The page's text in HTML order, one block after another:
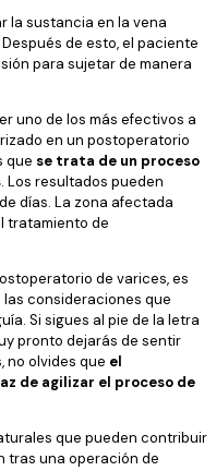
la sustancia en la vena
de esto, el paciente
para sujetar de manera
uno de los más efectivos a
en un postoperatorio
que se trata de un proceso
. Los resultados pueden
días. La zona afectada
tratamiento de
de varices, es
consideraciones que
Si sigues al pie de la letra
pronto dejarás de sentir
no olvides que el
de agilizar el proceso de
que pueden contribuir
tras una operación de